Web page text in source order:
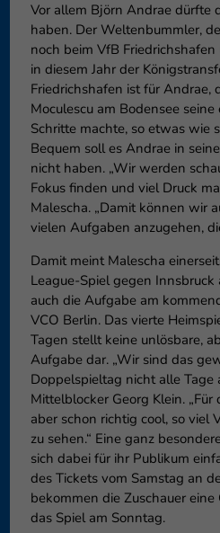
Vor allem Björn Andrae dürfte
haben. Der Weltenbummler,
noch beim VfB
in diesem Jahr der
Friedrichshafen ist für Andrae,
Moculescu am Bodensee
Schritte machte, so etwas wie
Bequem soll es Andrae in
nicht haben. „Wir werden
Fokus finden und viel Druck
Malescha. „Damit können wir
vielen Aufgaben anzugehen,
Damit meint Malescha
League-Spiel gegen
auch die Aufgabe am
VCO Berlin. Das vierte
Tagen stellt keine unlösbare,
Aufgabe dar. „Wir sind das
Doppelspieltag nicht alle Tage
Mittelblocker Georg Klein. „Für
aber schon richtig cool, so viel
zu sehen.“ Eine ganz
sich dabei für ihr Publikum
des Tickets vom Samstag an
bekommen die Zuschauer
das Spiel am Sonntag.